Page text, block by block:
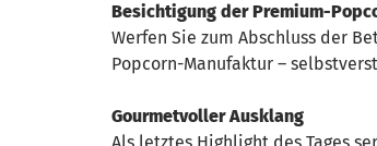
Besichtigung der Premium-
Werfen Sie zum Abschluss der
Popcorn-Manufaktur –
Gourmetvoller Ausklang